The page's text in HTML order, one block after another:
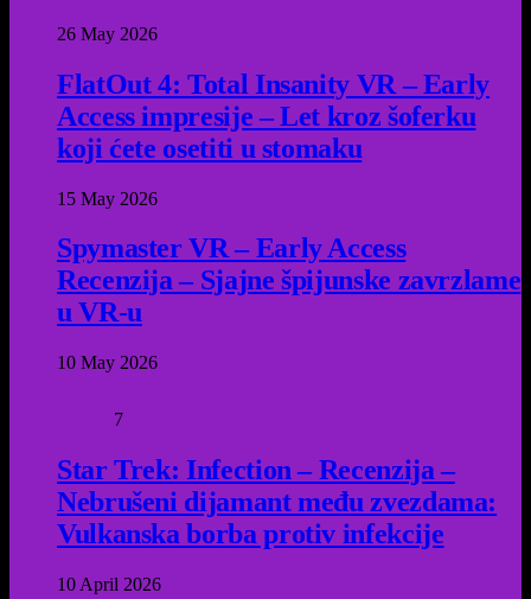
26 May 2026
FlatOut 4: Total Insanity VR – Early
Access impresije – Let kroz šoferku
koji ćete osetiti u stomaku
15 May 2026
Spymaster VR – Early Access
Recenzija – Sjajne špijunske zavrzlame
u VR-u
10 May 2026
7
Star Trek: Infection – Recenzija –
Nebrušeni dijamant među zvezdama:
Vulkanska borba protiv infekcije
10 April 2026